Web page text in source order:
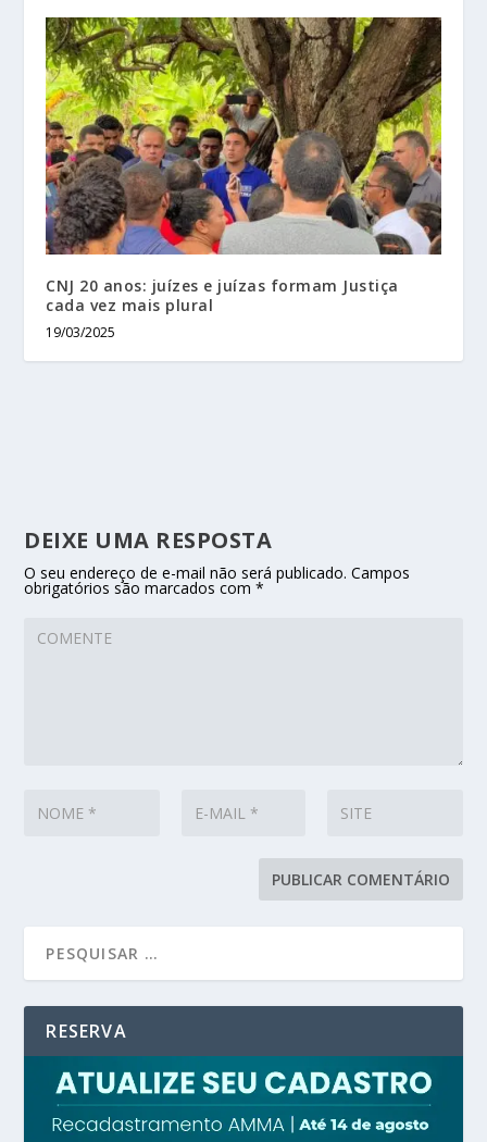
CNJ 20 anos: juízes e juízas formam Justiça
cada vez mais plural
19/03/2025
DEIXE UMA RESPOSTA
O seu endereço de e-mail não será publicado. Campos
obrigatórios são marcados com*
RESERVA